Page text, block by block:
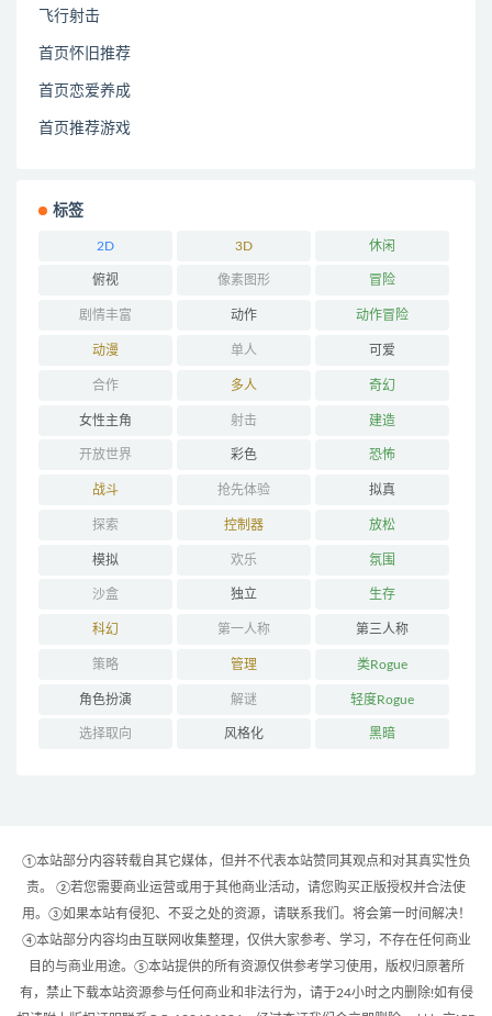
飞行射击
首页怀旧推荐
首页恋爱养成
首页推荐游戏
标签
2D 3D 休闲
俯视 像素图形 冒险
剧情丰富 动作 动作冒险
动漫 单人 可爱
合作 多人 奇幻
女性主角 射击 建造
开放世界 彩色 恐怖
战斗 抢先体验 拟真
探索 控制器 放松
模拟 欢乐 氛围
沙盒 独立 生存
科幻 第一人称 第三人称
策略 管理 类Rogue
角色扮演 解谜 轻度Rogue
选择取向 风格化 黑暗
①本站部分内容转载自其它媒体，但并不代表本站赞同其观点和对其真实性负
责。 ②若您需要商业运营或用于其他商业活动，请您购买正版授权并合法使
用。③如果本站有侵犯、不妥之处的资源，请联系我们。将会第一时间解决！
④本站部分内容均由互联网收集整理，仅供大家参考、学习，不存在任何商业
目的与商业用途。⑤本站提供的所有资源仅供参考学习使用，版权归原著所
有，禁止下载本站资源参与任何商业和非法行为，请于24小时之内删除!如有侵